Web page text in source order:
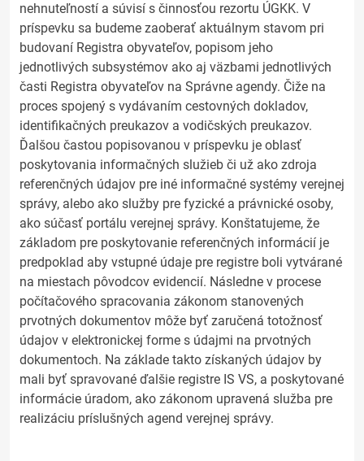
nehnuteľností a súvisí s činnosťou rezortu ÚGKK. V
príspevku sa budeme zaoberať aktuálnym stavom pri
budovaní Registra obyvateľov, popisom jeho
jednotlivých subsystémov ako aj väzbami jednotlivých
časti Registra obyvateľov na Správne agendy. Čiže na
proces spojený s vydávaním cestovných dokladov,
identifikačných preukazov a vodičských preukazov.
Ďalšou častou popisovanou v príspevku je oblasť
poskytovania informačných služieb či už ako zdroja
referenčných údajov pre iné informačné systémy verejnej
správy, alebo ako služby pre fyzické a právnické osoby,
ako súčasť portálu verejnej správy. Konštatujeme, že
základom pre poskytovanie referenčných informácií je
predpoklad aby vstupné údaje pre registre boli vytvárané
na miestach pôvodcov evidencií. Následne v procese
počítačového spracovania zákonom stanovených
prvotných dokumentov môže byť zaručená totožnosť
údajov v elektronickej forme s údajmi na prvotných
dokumentoch. Na základe takto získaných údajov by
mali byť spravované ďalšie registre IS VS, a poskytované
informácie úradom, ako zákonom upravená služba pre
realizáciu príslušných agend verejnej správy.